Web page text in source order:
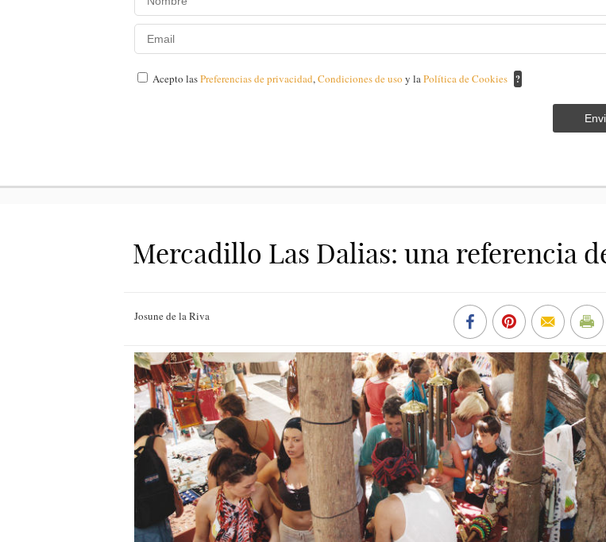
Acepto lasPreferencias de privacidad,Condiciones de usoy laPolítica de Cookies ?
Mercadillo Las Dalias: una referencia
Josune de la Riva